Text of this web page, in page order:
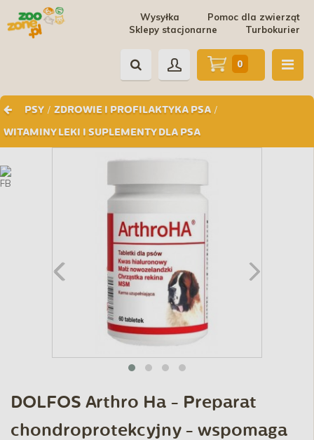
Pomoc dla zwierząt
Wysyłka
Turbokurier
Sklepy stacjonarne
PSY / ZDROWIE I PROFILAKTYKA PSA /
WITAMINY LEKI I SUPLEMENTY DLA PSA
0
DOLFOS Arthro Ha - Preparat
chondroprotekcyjny - wspomaga